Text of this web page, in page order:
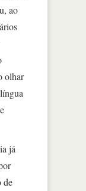
ao
olhar
já
de